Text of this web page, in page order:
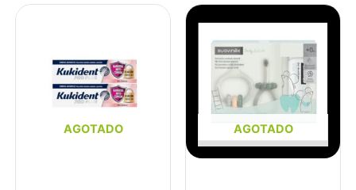
AGOTADO AGOTADO